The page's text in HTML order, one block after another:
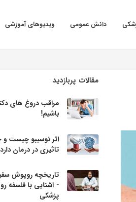
دانش عمومی ویدیوهای آموزشی
مقالات پربازدید
مراقب دروغ های
باشیم!
اثر نوسیبو چیست و
تاثیری در درمان
تاریخچه روپوش
- آشنایی با فلسفه
پزشکی